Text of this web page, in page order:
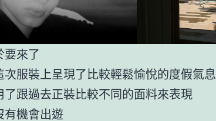
要來了
次服裝上呈現了比較輕鬆愉悅的度假氣息
了跟過去正裝比較不同的面料來表現
有機會出遊